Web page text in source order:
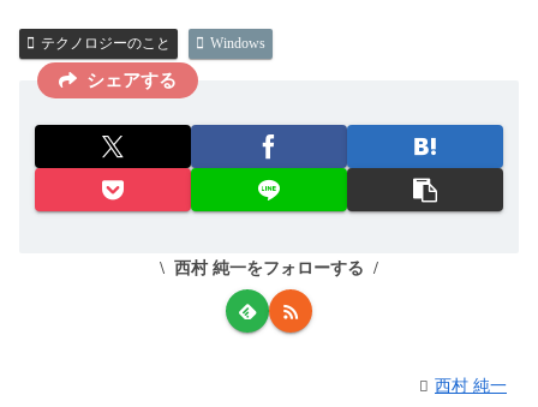
テクノロジーのこと Windows
シェアする
西村 純一をフォローする
西村 純一